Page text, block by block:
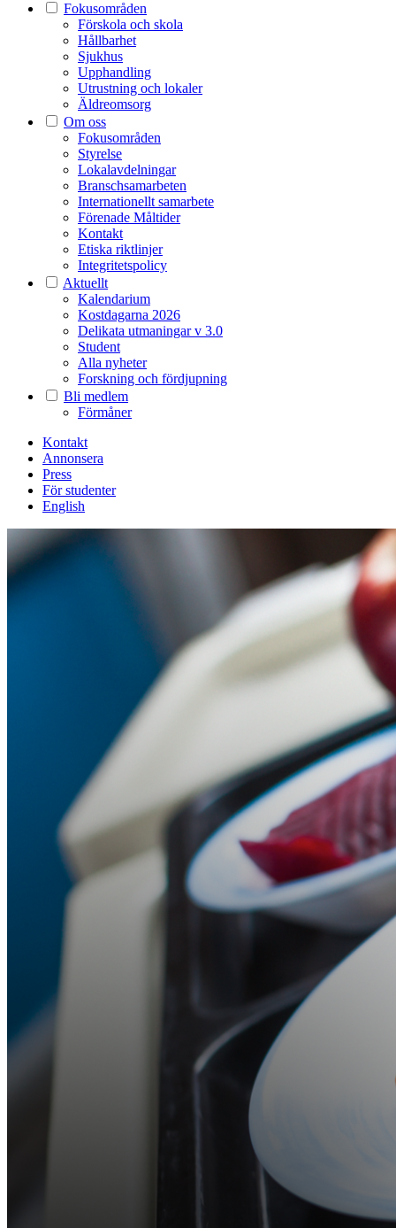
Fokusområden
Förskola och skola
Hållbarhet
Sjukhus
Upphandling
Utrustning och lokaler
Äldreomsorg
Om oss
Fokusområden
Styrelse
Lokalavdelningar
Branschsamarbeten
Internationellt samarbete
Förenade Måltider
Kontakt
Etiska riktlinjer
Integritetspolicy
Aktuellt
Kalendarium
Kostdagarna 2026
Delikata utmaningar v 3.0
Student
Alla nyheter
Forskning och fördjupning
Bli medlem
Förmåner
Kontakt
Annonsera
Press
För studenter
English